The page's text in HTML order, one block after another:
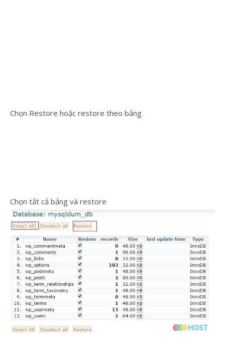
Chọn Restore hoặc restore theo bảng
Chọn tất cả bảng và restore